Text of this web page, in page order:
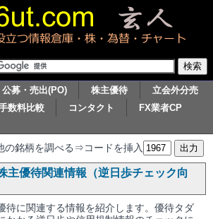
公募・売出(PO) 株主優待
立会外分売
数料比較 コンタクト
FX業者CP
銘柄を調べる⇒コードを挿入
主優待関連情報（逆日歩チェック向
待に関連する情報を紹介します。優待タダ